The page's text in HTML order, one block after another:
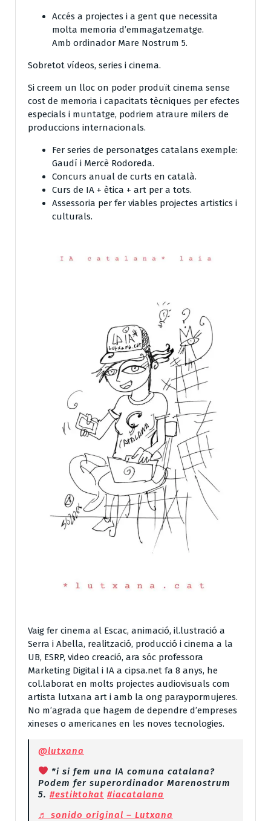
Accés a projectes i a gent que necessita
molta memoria d’emmagatzematge.
Amb ordinador Mare Nostrum 5.
Sobretot vídeos, series i cinema.
Si creem un lloc on poder produït cinema sense
cost de memoria i capacitats tècniques per efectes
especials i muntatge, podriem atraure milers de
produccions internacionals.
Fer series de personatges catalans exemple:
Gaudí i Mercè Rodoreda.
Concurs anual de curts en català.
Curs de IA + ètica + art per a tots.
Assessoria per fer viables projectes artistics i
culturals.
Vaig fer cinema al Escac, animació, il.lustració a
Serra i Abella, realització, producció i cinema a la
UB, ESRP, video creació, ara sóc professora
Marketing Digital i IA a cipsa.net fa 8 anys, he
col.laborat en molts projectes audiovisuals com
artista lutxana art i amb la ong paraypormujeres.
No m’agrada que hagem de dependre d’empreses
xineses o americanes en les noves tecnologies.
@lutxana
*i si fem una IA comuna catalana?
Podem fer superordinador Marenostrum
5. #estiktokat #iacatalana
♬ sonido original – Lutxana